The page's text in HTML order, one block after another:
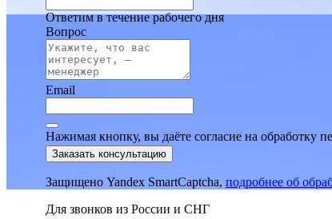
Ответим в течение рабочего дня
Вопрос
Email
Нажимая кнопку, вы даёте согласие на обработку
Заказать консультацию
Защищено Yandex SmartCaptcha, подробнее об
Для звонков из России и СНГ